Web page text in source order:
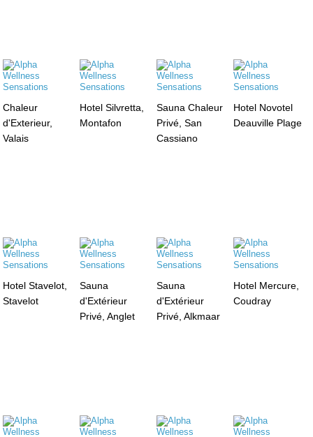
Chaleur
d'Exterieur,
Valais
Hotel Silvretta,
Montafon
Sauna Chaleur
Privé, San
Cassiano
Hotel Novotel
Deauville Plage
Hotel Stavelot,
Stavelot
Sauna
d'Extérieur
Privé, Anglet
Sauna
d'Extérieur
Privé, Alkmaar
Hotel Mercure,
Coudray